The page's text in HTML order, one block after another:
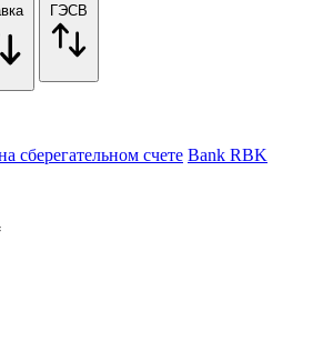
ГЭСВ
сберегательном счете Bank RBK